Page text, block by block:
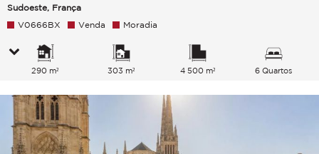
Sudoeste, França
V0666BX Venda Moradia
290 m² 303 m² 4 500 m² 6 Quartos